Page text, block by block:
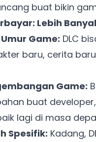
buat bikin
Lebih
Game: DLC
baru, cerita
Game:
buat
lagi di masa
Spesifik: Kadang,